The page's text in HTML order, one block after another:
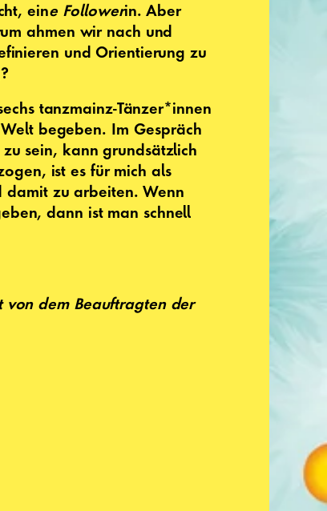
eine Followerin. Aber
ahmen wir nach und
und Orientierung zu
tanzmainz-Tänzer*innen
begeben. Im Gespräch
sein, kann grundsätzlich
ist es für mich als
zu arbeiten. Wenn
dann ist man schnell
von dem Beauftragten der